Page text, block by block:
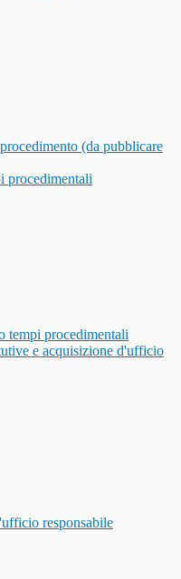
(da pubblicare
procedimentali
tempi procedimentali
e acquisizione d'ufficio
responsabile